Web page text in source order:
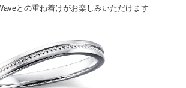
との重ね着けがお楽しみいただけます